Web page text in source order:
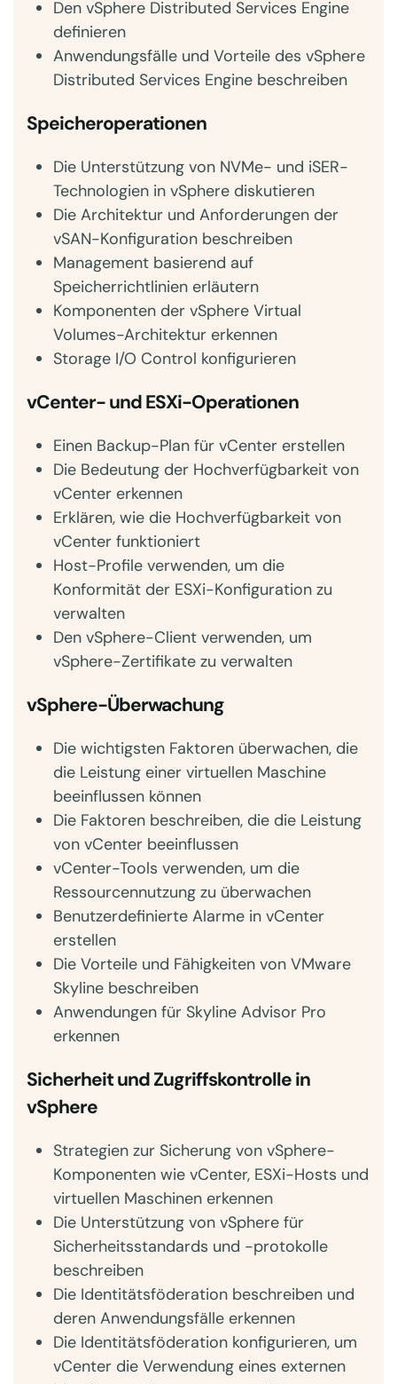
Den vSphere Distributed Services Engine
definieren
Anwendungsfälle und Vorteile des vSphere
Distributed Services Engine beschreiben
Speicheroperationen
Die Unterstützung von NVMe- und iSER-
Technologien in vSphere diskutieren
Die Architektur und Anforderungen der
vSAN-Konfiguration beschreiben
Management basierend auf
Speicherrichtlinien erläutern
Komponenten der vSphere Virtual
Volumes-Architektur erkennen
Storage I/O Control konfigurieren
vCenter- und ESXi-Operationen
Einen Backup-Plan für vCenter erstellen
Die Bedeutung der Hochverfügbarkeit von
vCenter erkennen
Erklären, wie die Hochverfügbarkeit von
vCenter funktioniert
Host-Profile verwenden, um die
Konformität der ESXi-Konfiguration zu
verwalten
Den vSphere-Client verwenden, um
vSphere-Zertifikate zu verwalten
vSphere-Überwachung
Die wichtigsten Faktoren überwachen, die
die Leistung einer virtuellen Maschine
beeinflussen können
Die Faktoren beschreiben, die die Leistung
von vCenter beeinflussen
vCenter-Tools verwenden, um die
Ressourcennutzung zu überwachen
Benutzerdefinierte Alarme in vCenter
erstellen
Die Vorteile und Fähigkeiten von VMware
Skyline beschreiben
Anwendungen für Skyline Advisor Pro
erkennen
Sicherheit und Zugriffskontrolle in
vSphere
Strategien zur Sicherung von vSphere-
Komponenten wie vCenter, ESXi-Hosts und
virtuellen Maschinen erkennen
Die Unterstützung von vSphere für
Sicherheitsstandards und -protokolle
beschreiben
Die Identitätsföderation beschreiben und
deren Anwendungsfälle erkennen
Die Identitätsföderation konfigurieren, um
vCenter die Verwendung eines externen